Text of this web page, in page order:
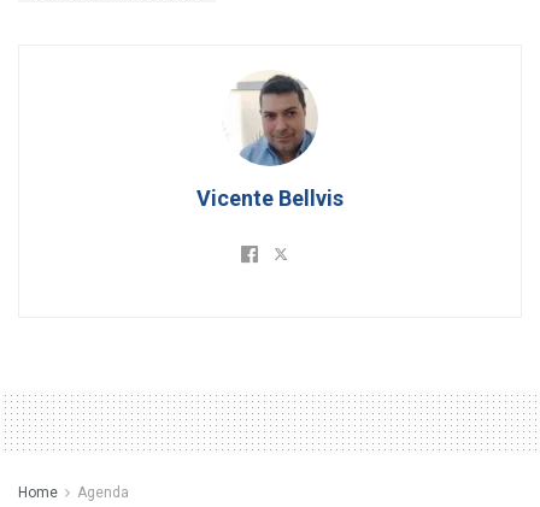
Vicente Bellvis
Home Agenda